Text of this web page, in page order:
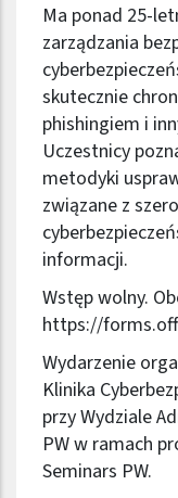
Ma ponad 25-
zarządzania
skutecznie
phishingiem i
Uczestnicy
metodyki
związane z
informacji.
Wstęp wolny.
https://
Wydarzenie
Klinika
przy Wydziale
PW w ramach
Seminars PW.